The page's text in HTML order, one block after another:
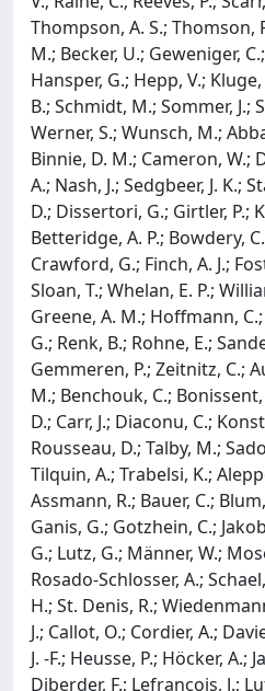
Thompson, A. S.; Thomson,
M.; Becker, U.; Geweniger,
Hansper, G.; Hepp, V.;
B.; Schmidt, M.; Sommer, J.;
Werner, S.; Wunsch, M.;
Binnie, D. M.; Cameron, W.;
A.; Nash, J.; Sedgbeer, J. K.;
D.; Dissertori, G.; Girtler, P.;
Betteridge, A. P.; Bowdery,
Crawford, G.; Finch, A. J.;
Sloan, T.; Whelan, E. P.;
Greene, A. M.; Hoffmann,
G.; Renk, B.; Rohne, E.;
Gemmeren, P.; Zeitnitz, C.;
M.; Benchouk, C.;
D.; Carr, J.; Diaconu, C.;
Rousseau, D.; Talby, M.;
Tilquin, A.; Trabelsi, K.;
Assmann, R.; Bauer, C.;
Ganis, G.; Gotzhein, C.;
G.; Lutz, G.; Männer, W.;
Rosado-Schlosser, A.;
H.; St. Denis, R.;
J.; Callot, O.; Cordier, A.;
J. -F.; Heusse, P.; Höcker, A.;
Diberder, F.; Lefrançois, J.;